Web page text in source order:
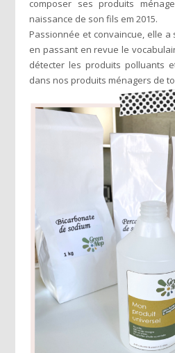
composer ses produits
naissance de son fils em 2015.
Passionnée et convaincue, elle
en passant en revue le
détecter les produits polluants
dans nos produits ménagers de